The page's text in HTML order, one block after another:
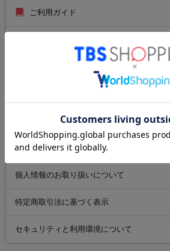
ご利用ガイド
よくあるご質問
お問い合わせ
個人情報のお取り扱いについて
特定商取引法に基づく表示
セキュリティと利用環境について